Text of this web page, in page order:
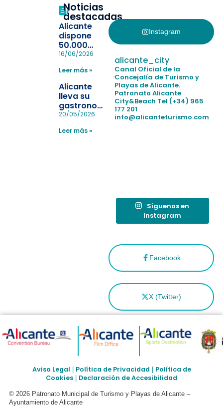
Noticias
destacadas
Alicante
dispone
50.000
pulseras
la
pérdida de niños
en las
playas y
realiza con
éxito un
simulacro de socorrismo
16/06/2026
Leer más »
Alicante
lleva su
gastronomía
a Madrid
reforzar el
20/05/2026
Leer más »
Instagram
Facebook
X (Twitter)
alicante_city
Canal Oficial de la
Concejalía de Turismo y
Playas de Alicante.
Patronato Alicante
City&Beach Tel (+34) 965
177 201
info@alicanteturismo.com
Síguenos en
Instagram
Aviso Legal Política de Privacidad
Política de
Cookies
Declaración de Accesibilidad
© 2026 Patronato Municipal de Turismo y Playas de Alicante –
Ayuntamiento de Alicante